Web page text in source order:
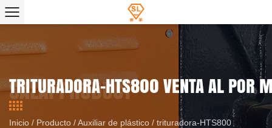
TRITURADORA-HTS800 VENTA AL POR
Inicio / Producto /Auxiliar de plástico / trituradora-HTS800